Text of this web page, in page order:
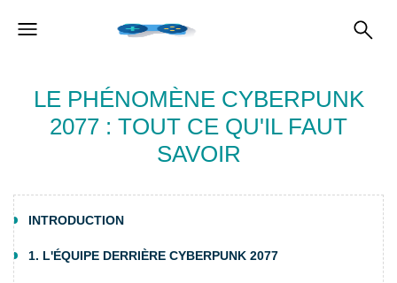
LE PHÉNOMÈNE CYBERPUNK
2077 : TOUT CE QU'IL FAUT
SAVOIR
INTRODUCTION
1. L'ÉQUIPE DERRIÈRE CYBERPUNK 2077